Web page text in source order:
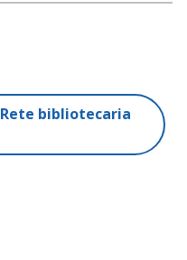
bibliotecaria